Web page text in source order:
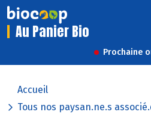
Au Panier Bio
Prochaine
Accueil
Tous nos paysan.ne.s